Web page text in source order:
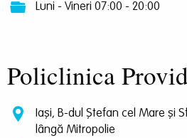
Luni - Vineri 07:00 - 20:00
Policlinica
Iași, B-dul Ștefan cel Mare și
lângă Mitropolie